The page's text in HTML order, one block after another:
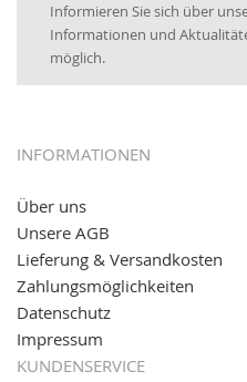
16.01.2017:JETZT NEU-
Maestro)
12.01.2017:JETZT NEU-
05.09.2016: NEUE
11.08.2016: Gerade
Partnershop
Online-Shop für einfaches
reinschauen...
Informieren Sie sich über
Informationen und
möglich.
INFORMATIONEN
Über uns
Unsere AGB
Lieferung & Versandkosten
Zahlungsmöglichkeiten
Datenschutz
Impressum
KUNDENSERVICE